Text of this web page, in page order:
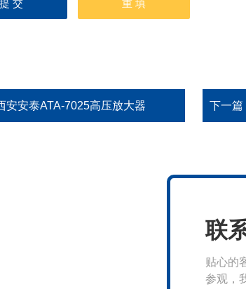
安安泰ATA-7025高压放大器 下一篇
联
贴心的
参观，